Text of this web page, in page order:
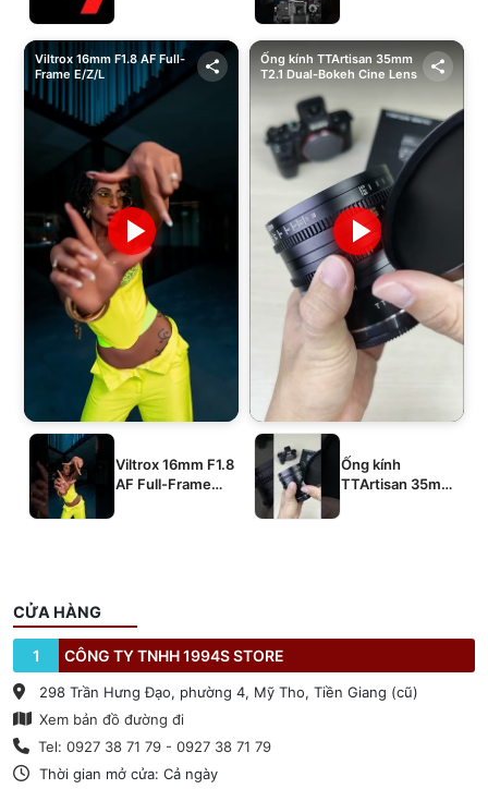
Viltrox 16mm F1.8 AF Full-
Frame E/Z/L
Viltrox 16mm F1.8
AF Full-Frame
Ống kính TTArtisan 35mm
T2.1 Dual-Bokeh Cine Lens
Ống kính
TTArtisan 35mm
CỬA HÀNG
1 CÔNG TY TNHH 1994S STORE
298 Trần Hưng Đạo, phường 4, Mỹ Tho, Tiền Giang (cũ)
Xem bản đồ đường đi
Tel: 0927 38 71 79 - 0927 38 71 79
Thời gian mở cửa: Cả ngày